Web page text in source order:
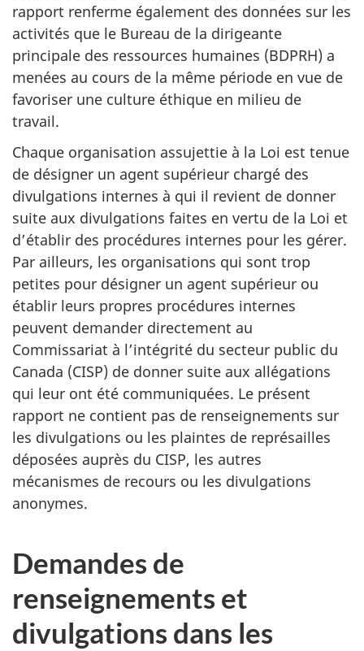
rapport renferme également des données sur les
activités que le Bureau de la dirigeante
principale des ressources humaines (BDPRH) a
menées au cours de la même période en vue de
favoriser une culture éthique en milieu de
travail.
Chaque organisation assujettie à la Loi est tenue
de désigner un agent supérieur chargé des
divulgations internes à qui il revient de donner
suite aux divulgations faites en vertu de la Loi et
d’établir des procédures internes pour les gérer.
Par ailleurs, les organisations qui sont trop
petites pour désigner un agent supérieur ou
établir leurs propres procédures internes
peuvent demander directement au
Commissariat à l’intégrité du secteur public du
Canada (CISP) de donner suite aux allégations
qui leur ont été communiquées. Le présent
rapport ne contient pas de renseignements sur
les divulgations ou les plaintes de représailles
déposées auprès du CISP, les autres
mécanismes de recours ou les divulgations
anonymes.
Demandes de
renseignements et
divulgations dans les